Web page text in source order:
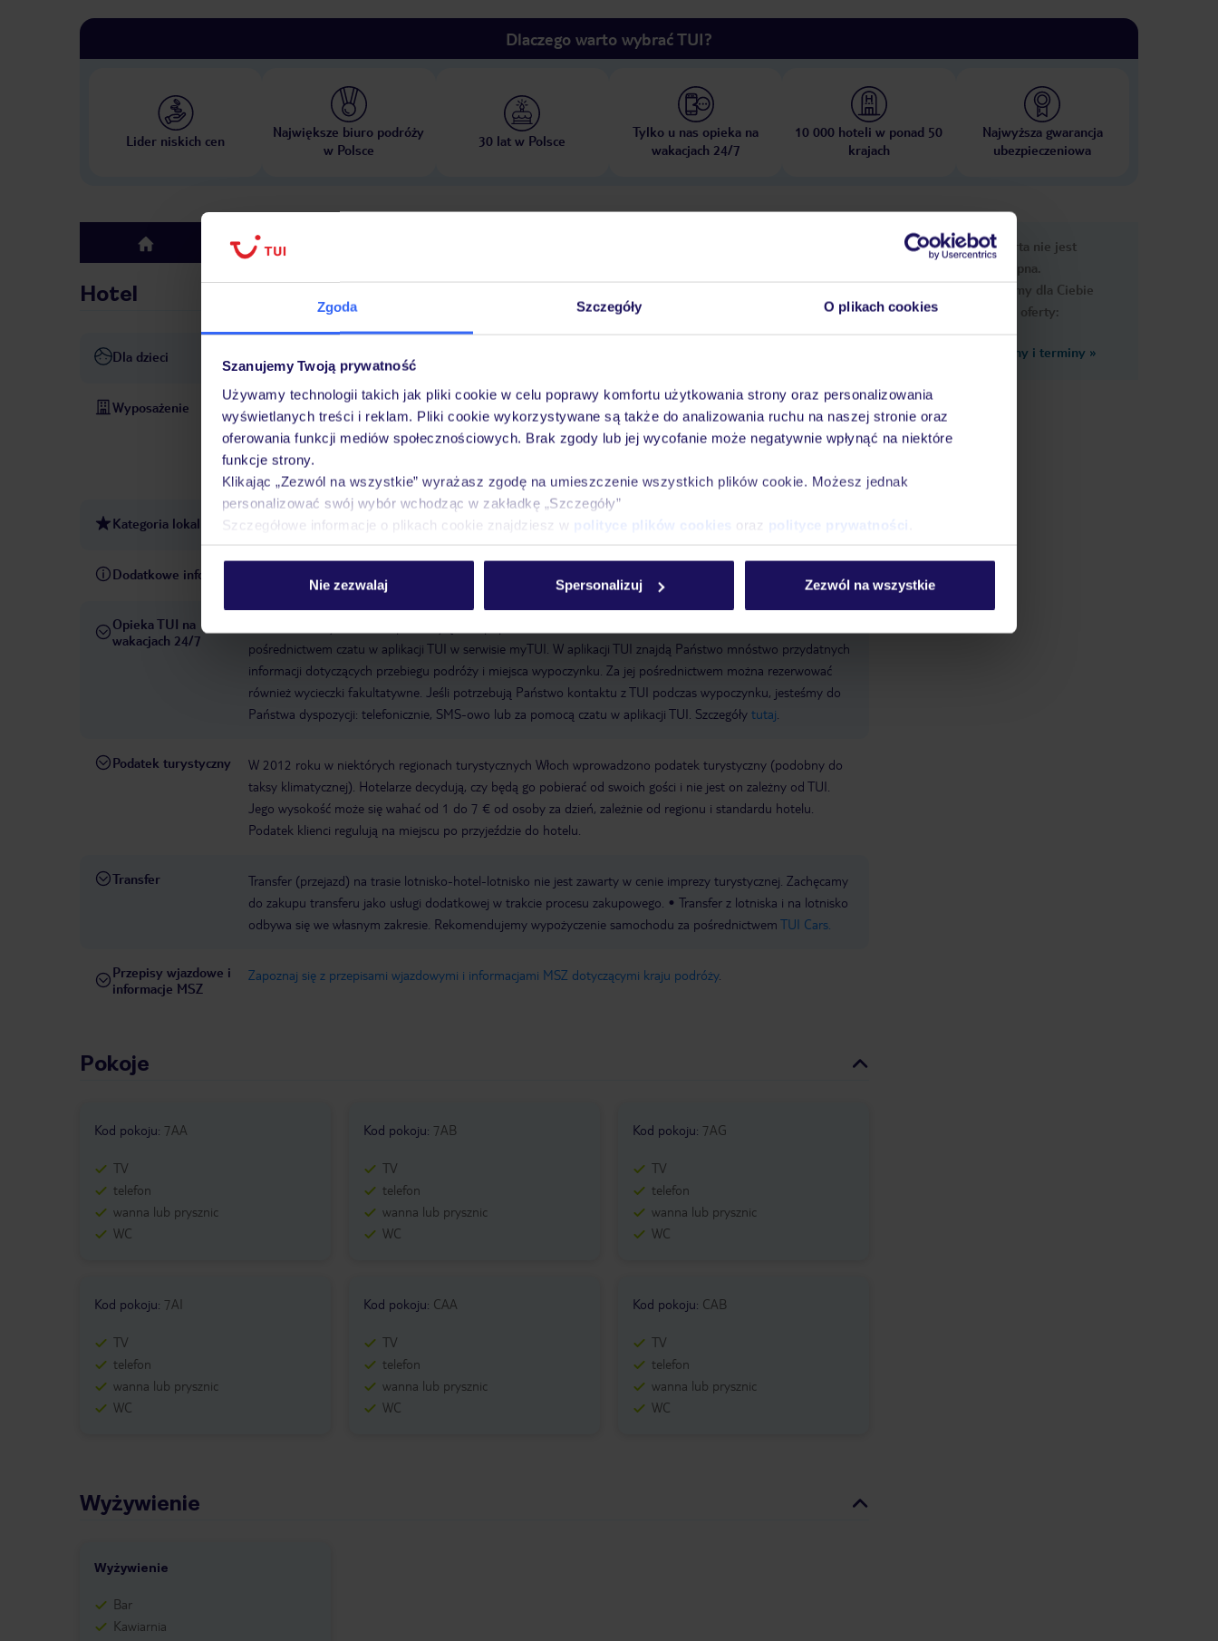
Zgoda Szczegóły O plikach cookies
Szanujemy Twoją prywatność
Używamy technologii takich jak pliki cookie w celu poprawy komfortu użytkowania strony oraz personalizowania
wyświetlanych treści i reklam. Pliki cookie wykorzystywane są także do analizowania ruchu na naszej stronie oraz
oferowania funkcji mediów społecznościowych. Brak zgody lub jej wycofanie może negatywnie wpłynąć na niektóre
funkcje strony.
Klikając „Zezwól na wszystkie” wyrażasz zgodę na umieszczenie wszystkich plików cookie. Możesz jednak
personalizować swój wybór wchodząc w zakładkę „Szczegóły”
Szczegółowe informacje o plikach cookie znajdziesz w polityce plików cookies oraz polityce prywatności
Nie zezwalaj Spersonalizuj Zezwól na wszystkie
Dlaczego warto wybrać TUI?
Lider niskich cen
Największe biuro podróży
w Polsce
30 lat w Polsce
Tylko u nas opieka na
wakacjach 24/7
10 000 hoteli w ponad 50
krajach
Najwyższa gwarancja
ubezpieczeniowa
top Hotel
Hotel
Dla dzieci basen dla dzieci klub dla dzieci
Wyposażenie Parking Zameldowanie od: 15:00:00 Wymeldowanie do: 10:00:00 Garaż Ogród: bezpłatny
hotelowy
Wi-Fi w hotelu Mini market Zwierzęta domowe Obsługa pokojowa
Taras
słoneczny
basenie
Formy płatności: Visa
Kategoria lokalna 4 gwiazdki
Dodatkowe informacje Felix Hotels - Residence Hotel Costa Serena
Opieka TUI na
wakacjach 24/7
pośrednictwem czatu w aplikacji TUI w serwisie myTUI. W aplikacji TUI znajdą Państwo mnóstwo przydatnych
informacji dotyczących przebiegu podróży i miejsca wypoczynku. Za jej pośrednictwem można rezerwować
również wycieczki fakultatywne. Jeśli potrzebują Państwo kontaktu z TUI podczas wypoczynku, jesteśmy do
Państwa dyspozycji: telefonicznie, SMS-owo lub za pomocą czatu w aplikacji TUI. Szczegóły tutaj
Podatek turystyczny
W 2012 roku w niektórych regionach turystycznych Włoch wprowadzono podatek turystyczny (podobny do
taksy klimatycznej). Hotelarze decydują, czy będą go pobierać od swoich gości i nie jest on zależny od TUI.
Jego wysokość może się wahać od 1 do 7 € od osoby za dzień, zależnie od regionu i standardu hotelu.
Podatek klienci regulują na miejscu po przyjeździe do hotelu.
Transfer
Transfer (przejazd) na trasie lotnisko-hotel-lotnisko nie jest zawarty w cenie imprezy turystycznej. Zachęcamy
do zakupu transferu jako usługi dodatkowej w trakcie procesu zakupowego.
Transfer z lotniska i na lotnisko
odbywa się we własnym zakresie. Rekomendujemy wypożyczenie samochodu za pośrednictwem TUI Cars.
Przepisy wjazdowe i
informacje MSZ
Zapoznaj się z przepisami wjazdowymi i informacjami MSZ dotyczącymi kraju podróży.
Pokoje
Kod pokoju: 7AA
TV
telefon
wanna lub prysznic
WC
Kod pokoju: 7AB
TV
telefon
wanna lub prysznic
WC
Kod pokoju: 7AG
TV
telefon
wanna lub prysznic
WC
Kod pokoju: 7AI
TV
telefon
wanna lub prysznic
WC
Kod pokoju: CAA
TV
telefon
wanna lub prysznic
WC
Kod pokoju: CAB
TV
telefon
wanna lub prysznic
WC
Wyżywienie
Wyżywienie
Bar
Kawiarnia
Ups, ta oferta nie jest
dostępna.
Przygotowaliśmy dla Ciebie
podobne oferty:
Zobacz inne ceny i terminy »